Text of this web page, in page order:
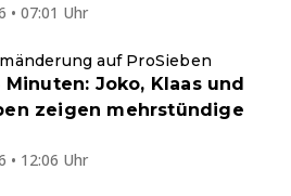
• 07:01 Uhr
auf ProSieben
Minuten: Joko, Klaas und
zeigen mehrstündige
• 12:06 Uhr